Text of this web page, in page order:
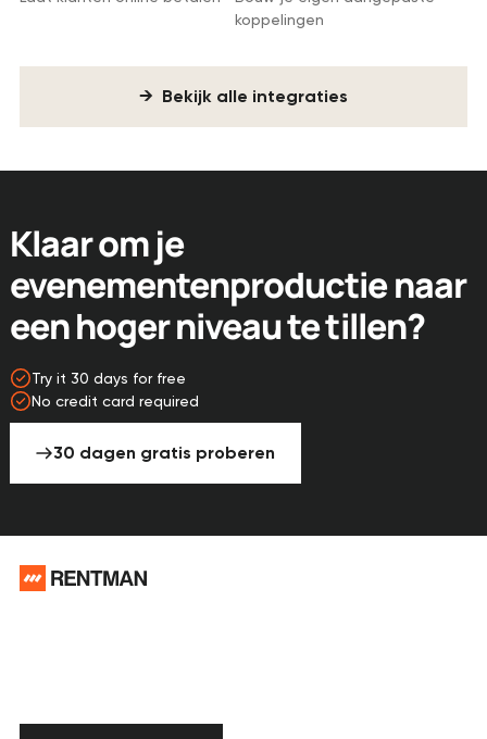
koppelingen
→ Bekijk alle integraties
Klaar om je
evenementenproductie naar
een hoger niveau te tillen?
Try it 30 days for free
No credit card required
30 dagen gratis proberen